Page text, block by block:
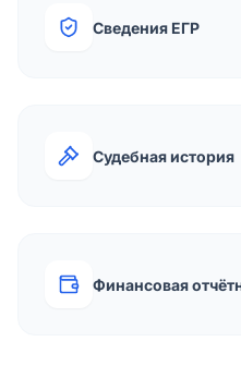
Сведения ЕГР
Судебная история
Финансовая